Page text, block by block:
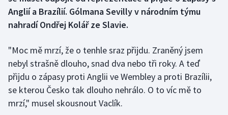
Gymnastika
Házená
Jezdectví
Judo
Anglií a Brazílií. Gólmana Sevilly v národním týmu
nahradí Ondřej Kolář ze Slavie.
"Moc mě mrzí, že o tenhle sraz přijdu. Zraněný jsem
nebyl strašně dlouho, snad dva nebo tři roky. A teď
přijdu o zápasy proti Anglii ve Wembley a proti Brazílii,
se kterou Česko tak dlouho nehrálo. O to víc mě to
mrzí," musel skousnout Vaclík.